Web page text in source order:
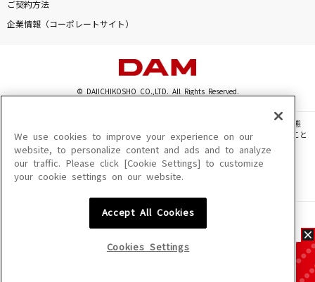
ご契約方法
企業情報（コーポレートサイト）
© DAIICHIKOSHO CO.,LTD. All Rights Reserved.
このサイトに掲載されている一切の文章・画像・写真・動画・音声等を、手段や形態
を問わず、著作権法の定める範囲を超えて無断で複製、転載、ファイル化などすること
を禁じます。
楽曲及びコンテンツは、機種によりご利用いただけない場合があります。
楽曲及びコンテンツの配信日、配信内容が変更になる場合があります。
We use cookies to improve your experience on our
website, to personalize content and ads and to analyze
our traffic. Please click [Cookie Settings] to customize
your cookie settings on our website.
Accept All Cookies
Cookies Settings